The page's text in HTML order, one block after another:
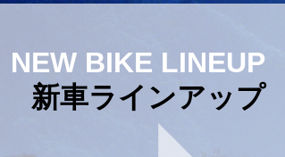
NEW BIKE LINEUP
新車ラインアップ